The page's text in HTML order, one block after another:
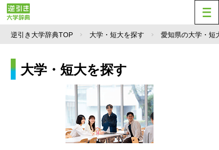
逆引き大学辞典TOP 大学・短大を探す 愛知県の大学・短
大学・短大を探す